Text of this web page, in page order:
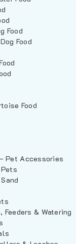
Food
Food
Food
Pet Accessories
& Watering